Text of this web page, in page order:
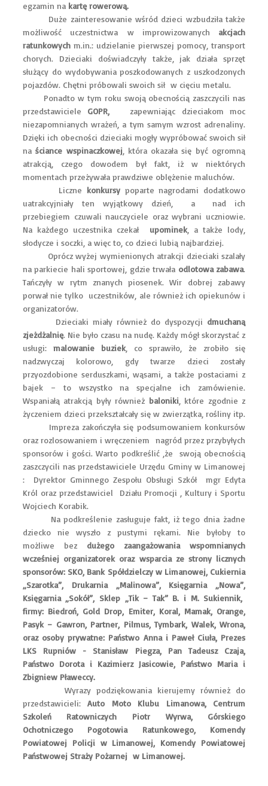
egzamin na kartę rowerową.
Duże zainteresowanie wśród dzieci wzbudziła także
możliwość uczestnictwa w improwizowanych akcjach
ratunkowychm.in.: udzielanie pierwszej pomocy, transport
chorych. Dzieciaki doświadczyły także, jak działa sprzęt
służący do wydobywania poszkodowanych z uszkodzonych
pojazdów. Chętni próbowali swoich sił w cięciu metalu.
Ponadto w tym roku swoją obecnością zaszczycili nas
przedstawiciele GOPR, zapewniając dzieciakom moc
niezapomnianych wrażeń, a tym samym wzrost adrenaliny.
Dzięki ich obecności dzieciaki mogły wypróbować swoich sił
naściance wspinaczkowej, która okazała się być ogromną
atrakcją, czego dowodem był fakt, iż w niektórych
momentach przeżywała prawdziwe oblężenie maluchów.
Liczne konkursypoparte nagrodami dodatkowo
uatrakcyjniały ten wyjątkowy dzień, a nad ich
przebiegiem czuwali nauczyciele oraz wybrani uczniowie.
Na każdego uczestnika czekał upominek, a także lody,
słodycze i soczki, a więc to, co dzieci lubią najbardziej.
Oprócz wyżej wymienionych atrakcji dzieciaki szalały
na parkiecie hali sportowej, gdzie trwała odlotowa zabawa.
Tańczyły w rytm znanych piosenek. Wir dobrej zabawy
porwał nie tylko uczestników, ale również ich opiekunów i
organizatorów.
Dzieciaki miały również do dyspozycji dmuchaną
zjeżdżalnię. Nie było czasu na nudę. Każdy mógł skorzystać z
usługi: malowanie buziek, co sprawiło, że zrobiło się
nadzwyczaj kolorowo, gdy twarze dzieci zostały
przyozdobione serduszkami, wąsami, a także postaciami z
bajek – to wszystko na specjalne ich zamówienie.
Wspaniałą atrakcją były również baloniki, które zgodnie z
życzeniem dzieci przekształcały się w zwierzątka, rośliny itp.
Impreza zakończyła się podsumowaniem konkursów
oraz rozlosowaniem i wręczeniem nagród przez przybyłych
sponsorów i gości. Warto podkreślić ,że swoją obecnością
zaszczycili nas przedstawiciele Urzędu Gminy w Limanowej
: Dyrektor Gminnego Zespołu Obsługi Szkół mgr Edyta
Król oraz przedstawiciel Działu Promocji , Kultury i Sportu
Wojciech Korabik.
Na podkreślenie zasługuje fakt, iż tego dnia żadne
dziecko nie wyszło z pustymi rękami. Nie byłoby to
możliwe bez dużego zaangażowania wspomnianych
wcześniej organizatorek oraz wsparcia ze strony licznych
sponsorów: SKO, Bank Spółdzielczy w Limanowej, Cukiernia
„Szarotka”, Drukarnia „Malinowa”, Księgarnia „Nowa”,
Księgarnia „Sokół”, Sklep „Tik – Tak” B. i M. Sukiennik,
firmy: Biedroń, Gold Drop, Emiter, Koral, Mamak, Orange,
Pasyk – Gawron, Partner, Pilmus, Tymbark, Walek, Wrona,
oraz osoby prywatne: Państwo Anna i Paweł Ciuła, Prezes
LKS Rupniów - Stanisław Piegza, Pan Tadeusz Czaja,
Państwo Dorota i Kazimierz Jasicowie, Państwo Maria i
Zbigniew Pławeccy.
Wyrazy podziękowania kierujemy również do
przedstawicieli:Auto Moto Klubu Limanowa, Centrum
Szkoleń Ratowniczych Piotr Wyrwa, Górskiego
Ochotniczego Pogotowia Ratunkowego, Komendy
Powiatowej Policji w Limanowej, Komendy Powiatowej
Państwowej Straży Pożarnej w Limanowej.